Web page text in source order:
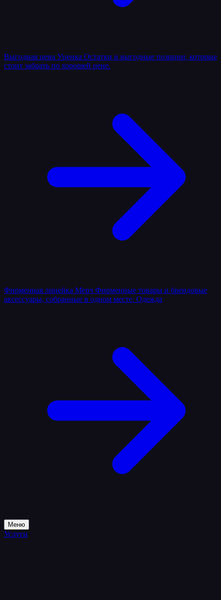
Выгодная цена Уценка Остатки и выгодные позиции, которые
стоит забрать по хорошей цене.
Фирменная линейка Мерч Фирменные товары и брендовые
аксессуары, собранные в одном месте. Одежда
Меню
Услуги